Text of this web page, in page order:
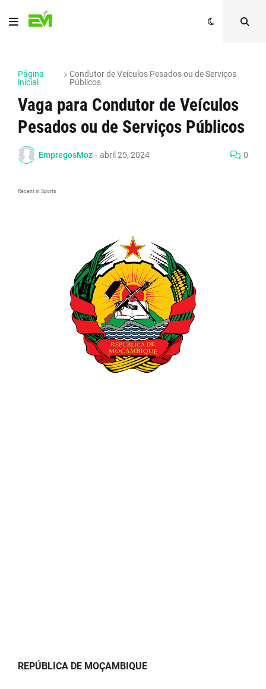
Página
inicial
Condutor de Veículos Pesados ou de Serviços
Públicos
Vaga para Condutor de Veículos
Pesados ou de Serviços Públicos
EmpregosMoz - abril 25, 2024 0
Recent in Sports
REPÚBLICA DE MOÇAMBIQUE